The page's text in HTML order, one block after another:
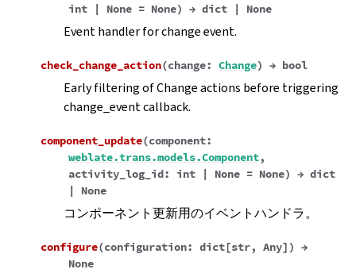
int
| None = None) → dict | None
Event handler for change event.
check_change_action(change: Change) → bool
Early filtering of Change actions before triggering
change_event callback.
component_update(component:
weblate.trans.models.Component,
activity_log_id: int | None = None) → dict
|
None
コンポーネント更新用のイベントハンドラ。
configure(configuration: dict[str, Any] ) →
None